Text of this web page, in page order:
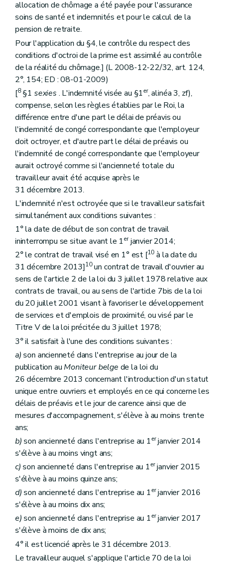
allocation de chômage a été payée pour l'assurance
soins de santé et indemnités et pour le calcul de la
pension de retraite.
Pour l'application du §4, le contrôle du respect des
conditions d'octroi de la prime est assimilé au contrôle
de la réalité du chômage.] (L 2008-12-22/32, art. 124,
2°, 154; ED : 08-01-2009)
[8§1 sexies . L'indemnité visée au §1er, alinéa 3, zf),
compense, selon les règles établies par le Roi, la
différence entre d'une part le délai de préavis ou
l'indemnité de congé correspondante que l'employeur
doit octroyer, et d'autre part le délai de préavis ou
l'indemnité de congé correspondante que l'employeur
aurait octroyé comme si l'ancienneté totale du
travailleur avait été acquise après le
31 décembre 2013.
L'indemnité n'est octroyée que si le travailleur satisfait
simultanément aux conditions suivantes :
1° la date de début de son contrat de travail
ininterrompu se situe avant le 1erjanvier 2014;
2° le contrat de travail visé en 1° est [10 à la date du
31 décembre 2013]10un contrat de travail d'ouvrier au
sens de l'article 2 de la loi du 3 juillet 1978 relative aux
contrats de travail, ou au sens de l'article 7bis de la loi
du 20 juillet 2001 visant à favoriser le développement
de services et d'emplois de proximité, ou visé par le
Titre V de la loi précitée du 3 juillet 1978;
3° il satisfait à l'une des conditions suivantes :
a)son ancienneté dans l'entreprise au jour de la
publication auMoniteur belge de la loi du
26 décembre 2013 concernant l'introduction d'un statut
unique entre ouvriers et employés en ce qui concerne les
délais de préavis et le jour de carence ainsi que de
mesures d'accompagnement, s'élève à au moins trente
ans;
b)son ancienneté dans l'entreprise au 1erjanvier 2014
s'élève à au moins vingt ans;
c)son ancienneté dans l'entreprise au 1erjanvier 2015
s'élève à au moins quinze ans;
d)son ancienneté dans l'entreprise au 1erjanvier 2016
s'élève à au moins dix ans;
e)son ancienneté dans l'entreprise au 1erjanvier 2017
s'élève à moins de dix ans;
4° il est licencié après le 31 décembre 2013.
Le travailleur auquel s'applique l'article 70 de la loi